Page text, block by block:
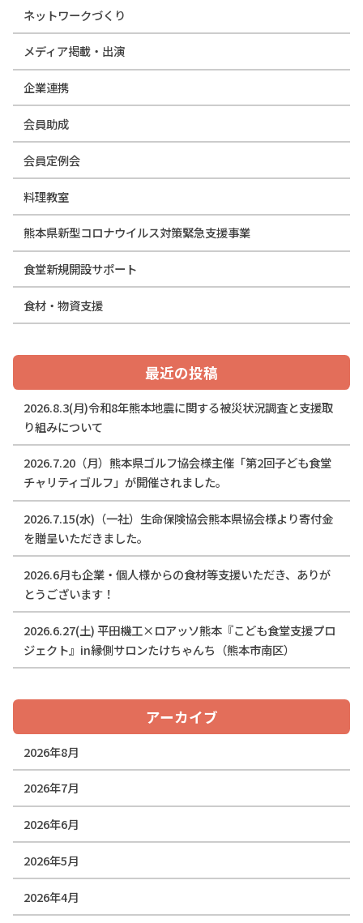
ネットワークづくり
メディア掲載・出演
企業連携
会員助成
会員定例会
料理教室
熊本県新型コロナウイルス対策緊急支援事業
食堂新規開設サポート
食材・物資支援
最近の投稿
2026.8.3(月)令和8年熊本地震に関する被災状況調査と支援取
り組みについて
2026.7.20（月）熊本県ゴルフ協会様主催「第2回子ども食堂
チャリティゴルフ」が開催されました。
2026.7.15(水)（一社）生命保険協会熊本県協会様より寄付金
を贈呈いただきました。
2026.6月も企業・個人様からの食材等支援いただき、ありが
とうございます！
2026.6.27(土) 平田機工×ロアッソ熊本『こども食堂支援プロ
ジェクト』in縁側サロンたけちゃんち（熊本市南区）
アーカイブ
2026年8月
2026年7月
2026年6月
2026年5月
2026年4月